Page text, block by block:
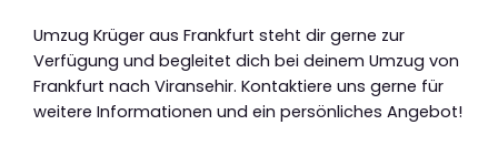
Umzug Krüger aus Frankfurt steht dir gerne zur
Verfügung und begleitet dich bei deinem Umzug von
Frankfurt nach Viransehir. Kontaktiere uns gerne für
weitere Informationen und ein persönliches Angebot!